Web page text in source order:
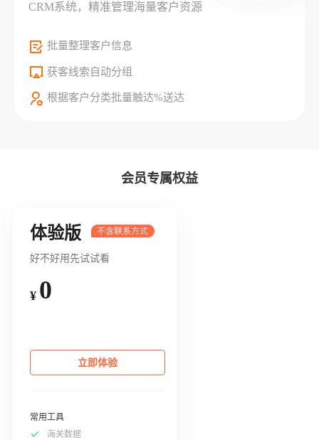
CRM系统，精准管理海量客户资源
批量整理客户信息
获客线索自动分组
根据客户分类批量触达%送达
会员专属权益
体验版
好不好用先试试看
¥ 0
立即体验
常用工具
海关数据